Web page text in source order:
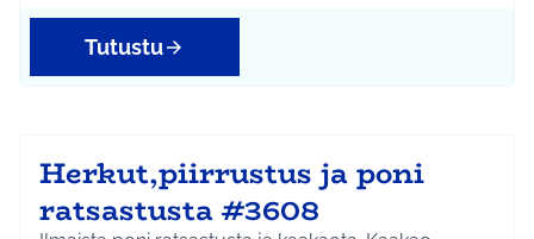
Tutustu
Herkut,piirrustus ja poni
ratsastusta #3608